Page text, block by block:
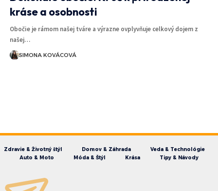
kráse a osobnosti
Obočie je rámom našej tváre a výrazne ovplyvňuje celkový dojem z
našej…
SIMONA KOVÁCOVÁ
Zdravie & Životný štýl Domov & Záhrada
Veda & Technológie
Auto & Moto
Móda & Štýl Krása Tipy & Návody